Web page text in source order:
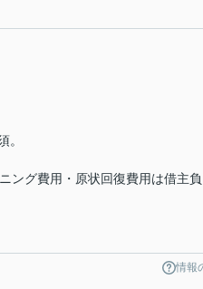
。
ング費用・原状回復費用は借主負
情報